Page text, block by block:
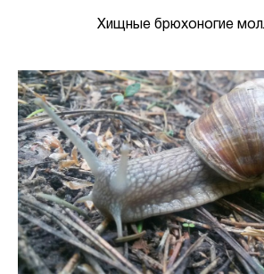
Хищные брюхоногие